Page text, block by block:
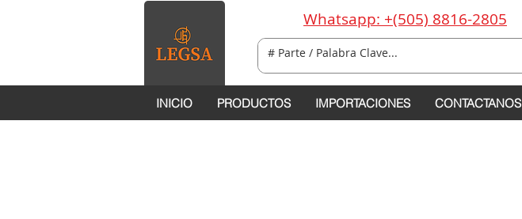
Whatsapp: +(505) 8816-2805
INICIO PRODUCTOS IMPORTACIONES CONTACTANOS